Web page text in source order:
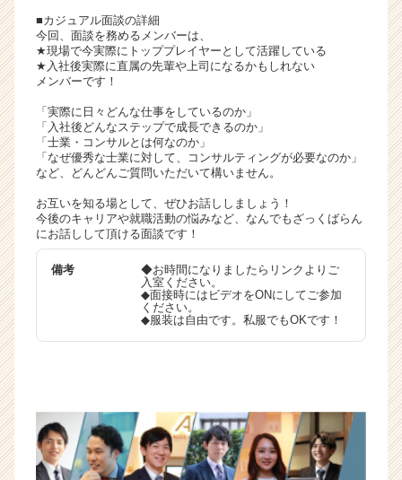
ャ
リ
ア
h
e
e
r
C
a
r
e
r）
■カジュアル面談の詳細
今回、面談を務めるメンバーは、
★現場で今実際にトッププレイヤーとして活躍している
★入社後実際に直属の先輩や上司になるかもしれない
メンバーです！
「実際に日々どんな仕事をしているのか」
「入社後どんなステップで成長できるのか」
「士業・コンサルとは何なのか」
「なぜ優秀な士業に対して、コンサルティングが必要なのか」
など、どんどんご質問いただいて構いません。
お互いを知る場として、ぜひお話ししましょう！
今後のキャリアや就職活動の悩みなど、なんでもざっくばらん
にお話しして頂ける面談です！
備考
◆お時間になりましたらリンクよりご
入室ください。
◆面接時にはビデオをONにしてご参加
ください。
◆服装は自由です。私服でもOKです！